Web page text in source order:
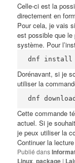
Celle-ci est la
directement en
Pour cela, je vais
est possible que
système. Pour
dnf install
Dorénavant, si je
utiliser la
dnf
Cette commande
actuel. Si je
je peux utiliser la
Continuer la lecture
Publié dans
Linux,package |